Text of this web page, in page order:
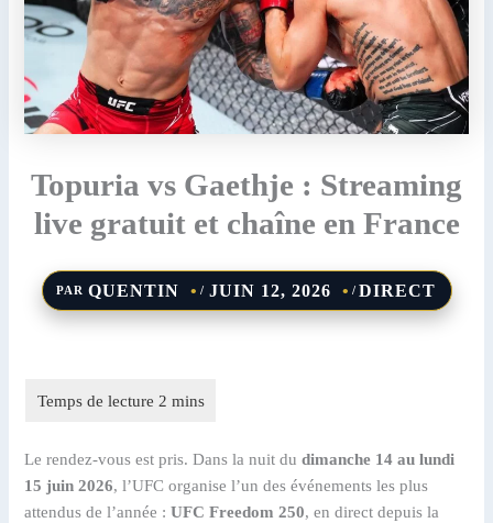
Topuria vs Gaethje : Streaming
live gratuit et chaîne en France
PAR QUENTIN / JUIN 12, 2026 / DIRECT
Le rendez-vous est pris. Dans la nuit dudimanche 14 au lundi
15 juin 2026, l’UFC organise l’un des événements les plus
attendus de l’année :UFC Freedom 250, en direct depuis la